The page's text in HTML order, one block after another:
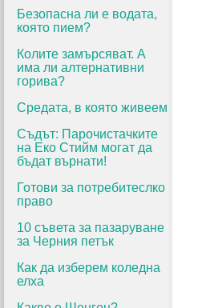
Безопасна ли е водата,
която пием?
Колите замърсяват. А
има ли алтернативни
горива?
Средата, в която живеем
Съдът: Парочистачките
на Еко Стийм могат да
бъдат върнати!
Готови за потребитеслко
право
10 съвета за пазаруване
за Черния петък
Как да изберем коледна
елха